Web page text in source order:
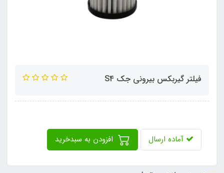
فیلتر گیربکس بیرونی جک S4
آماده ارسال